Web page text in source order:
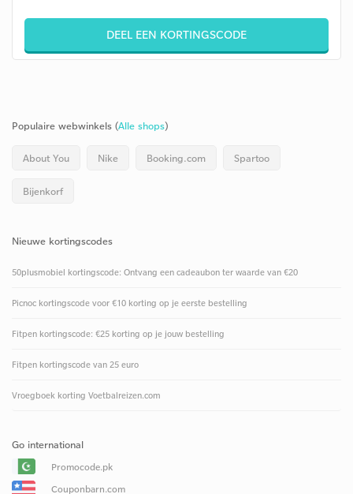
DEEL EEN KORTINGSCODE
Populaire webwinkels (Alle shops)
About You Nike Booking.com Spartoo
Bijenkorf
Nieuwe kortingscodes
50plusmobiel kortingscode: Ontvang een cadeaubon ter waarde van €20
Picnoc kortingscode voor €10 korting op je eerste bestelling
Fitpen kortingscode: €25 korting op je jouw bestelling
Fitpen kortingscode van 25 euro
Vroegboek korting Voetbalreizen.com
Go international
Promocode.pk
Couponbarn.com